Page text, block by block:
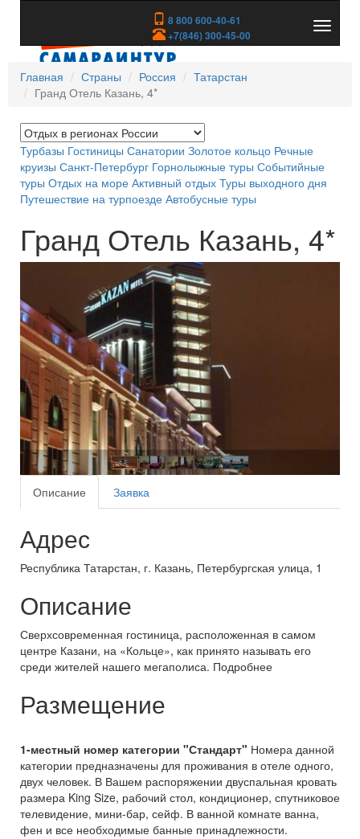
8 800 600-40-61
+7(846) 300-45-00
скрыть
Главная
Страны Россия
Татарстан
Гранд Отель Казань, 4*
Турбазы Гостиницы Санатории Золотое кольцо Речные
круизы Санкт-Петербург Горнолыжные туры Событийные
туры Отдых на море Активный отдых Туры выходного дня
Путешествие на турпоезде Автобусные туры
Гранд Отель Казань, 4*
Описание Заявка
Адрес
Республика Татарстан, г. Казань, Петербургская улица, 1
Описание
Сверхсовременная гостиница, расположенная в самом
центре Казани, на «Кольце», как принято называть его
среди жителей нашего мегаполиса. Подробнее
Размещение
1-местный номер категории "Стандарт" Номера данной
категории предназначены для проживания в отеле одного,
двух человек. В Вашем распоряжении двуспальная кровать
размера King Size, рабочий стол, кондиционер, спутниковое
телевидение, мини-бар, сейф. В ванной комнате ванна,
фен и все необходимые банные принадлежности.